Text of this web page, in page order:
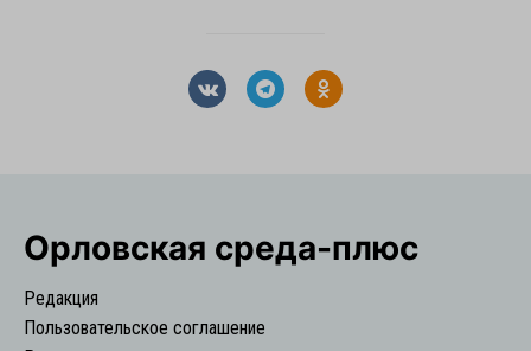
Орловская cреда-плюс
Редакция
Пользовательское соглашение